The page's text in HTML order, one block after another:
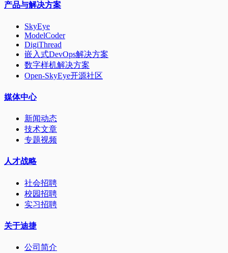
产品与解决方案
SkyEye
ModelCoder
DigiThread
嵌入式DevOps解决方案
数字样机解决方案
Open-SkyEye开源社区
媒体中心
新闻动态
技术文章
专题视频
人才战略
社会招聘
校园招聘
实习招聘
关于迪捷
公司简介